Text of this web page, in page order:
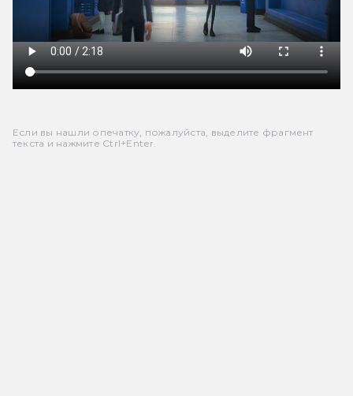
чтобы
Если вы нашли опечатку, пожалуйста, выделите фрагмент
текста и нажмите Ctrl+Enter.